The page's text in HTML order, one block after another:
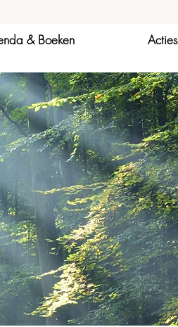
& Boeken Acties